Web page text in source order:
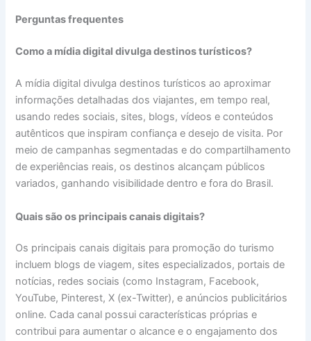
Perguntas frequentes
Como a mídia digital divulga destinos turísticos?
A mídia digital divulga destinos turísticos ao aproximar
informações detalhadas dos viajantes, em tempo real,
usando redes sociais, sites, blogs, vídeos e conteúdos
autênticos que inspiram confiança e desejo de visita. Por
meio de campanhas segmentadas e do compartilhamento
de experiências reais, os destinos alcançam públicos
variados, ganhando visibilidade dentro e fora do Brasil.
Quais são os principais canais digitais?
Os principais canais digitais para promoção do turismo
incluem blogs de viagem, sites especializados, portais de
notícias, redes sociais (como Instagram, Facebook,
YouTube, Pinterest, X (ex-Twitter), e anúncios publicitários
online. Cada canal possui características próprias e
contribui para aumentar o alcance e o engajamento dos